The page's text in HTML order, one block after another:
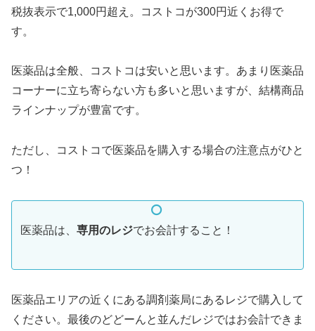
税抜表示で1,000円超え。コストコが300円近くお得で
す。
医薬品は全般、コストコは安いと思います。あまり医薬品
コーナーに立ち寄らない方も多いと思いますが、結構商品
ラインナップが豊富です。
ただし、コストコで医薬品を購入する場合の注意点がひと
つ！
医薬品は、 専用のレジでお会計すること！
医薬品エリアの近くにある調剤薬局にあるレジで購入して
ください。最後のどどーんと並んだレジではお会計できま